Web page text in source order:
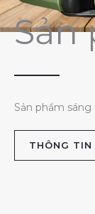
Sản
Sản phẩm
THÔNG